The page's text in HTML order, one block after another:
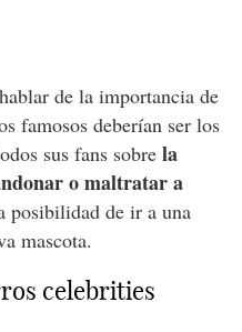
de la importancia de
famosos deberían ser los
sus fans sobre la
o maltratar a
posibilidad de ir a una
mascota.
celebrities